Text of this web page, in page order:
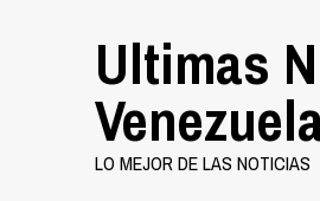
Ultimas
LO MEJOR DE LAS NOTICIAS